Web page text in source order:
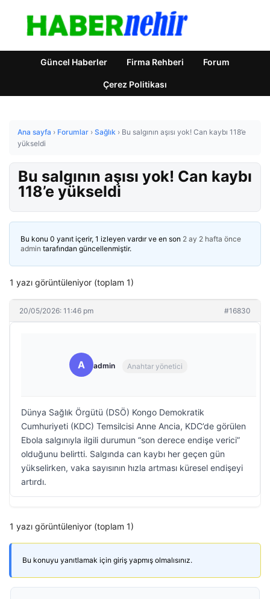
Güncel Haberler Firma Rehberi Forum
Çerez Politikası
Ana sayfa › Forumlar › Sağlık › Bu salgının aşısı yok! Can kaybı 118’e
yükseldi
Bu salgının aşısı yok! Can kaybı
118’e yükseldi
Bu konu 0 yanıt içerir, 1 izleyen vardır ve en son 2 ay 2 hafta önce
admin tarafından güncellenmiştir.
1 yazı görüntüleniyor (toplam 1)
20/05/2026: 11:46 pm #16830
A admin Anahtar yönetici
Dünya Sağlık Örgütü (DSÖ) Kongo Demokratik
Cumhuriyeti (KDC) Temsilcisi Anne Ancia, KDC’de görülen
Ebola salgınıyla ilgili durumun “son derece endişe verici”
olduğunu belirtti. Salgında can kaybı her geçen gün
yükselirken, vaka sayısının hızla artması küresel endişeyi
artırdı.
1 yazı görüntüleniyor (toplam 1)
Bu konuyu yanıtlamak için giriş yapmış olmalısınız.